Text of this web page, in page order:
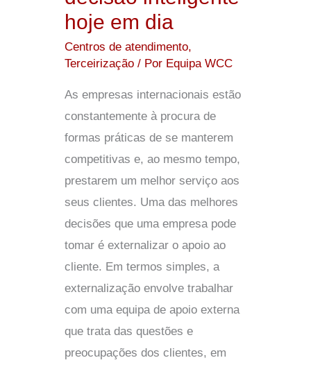
hoje em dia
Centros de atendimento,
Terceirização / Por Equipa WCC
As empresas internacionais estão
constantemente à procura de
formas práticas de se manterem
competitivas e, ao mesmo tempo,
prestarem um melhor serviço aos
seus clientes. Uma das melhores
decisões que uma empresa pode
tomar é externalizar o apoio ao
cliente. Em termos simples, a
externalização envolve trabalhar
com uma equipa de apoio externa
que trata das questões e
preocupações dos clientes, em
inteligente
em